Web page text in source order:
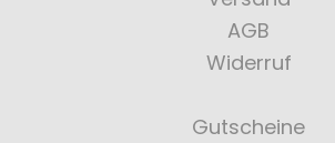
AGB
Widerruf
Gutscheine